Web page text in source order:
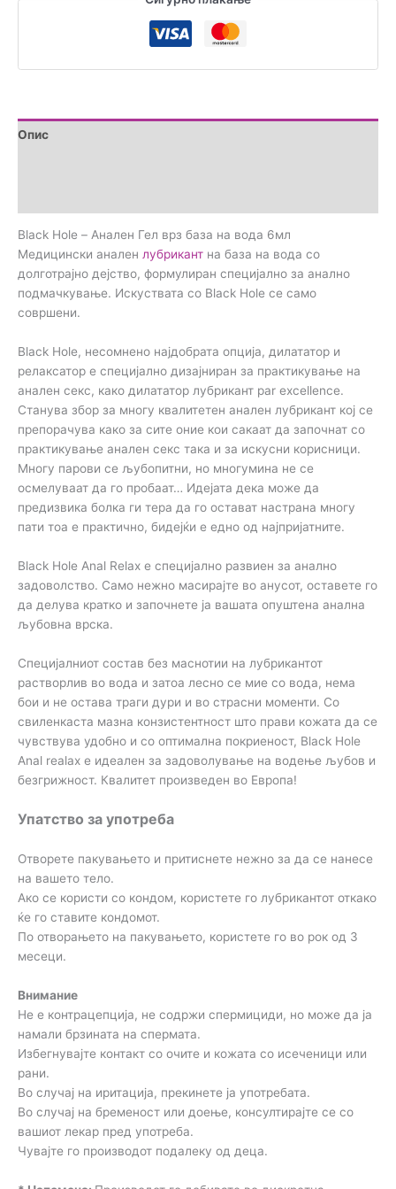
Опис
Black Hole – Анален Гел врз база на вода 6мл
Медицински анален лубрикант на база на вода со
долготрајно дејство, формулиран специјално за анално
подмачкување. Искуствата со Black Hole се само
совршени.
Black Hole, несомнено најдобрата опција, дилататор и
релаксатор е специјално дизајниран за практикување на
анален секс, како дилататор лубрикант par excellence.
Станува збор за многу квалитетен анален лубрикант кој се
препорачува како за сите оние кои сакаат да започнат со
практикување анален секс така и за искусни корисници.
Многу парови се љубопитни, но многумина не се
осмелуваат да го пробаат… Идејата дека може да
предизвика болка ги тера да го остават настрана многу
пати тоа е практично, бидејќи е едно од најпријатните.
Black Hole Anal Relax е специјално развиен за анално
задоволство. Само нежно масирајте во анусот, оставете го
да делува кратко и започнете ја вашата опуштена анална
љубовна врска.
Специјалниот состав без маснотии на лубрикантот
растворлив во вода и затоа лесно се мие со вода, нема
бои и не остава траги дури и во страсни моменти. Со
свиленкаста мазна конзистентност што прави кожата да се
чувствува удобно и со оптимална покриеност, Black Hole
Anal realax е идеален за задоволување на водење љубов и
безгрижност. Квалитет произведен во Европа!
Упатство за употреба
Отворете пакувањето и притиснете нежно за да се нанесе
на вашето тело.
Ако се користи со кондом, користете го лубрикантот откако
ќе го ставите кондомот.
По отворањето на пакувањето, користете го во рок од 3
месеци.
Внимание
Не е контрацепција, не содржи спермициди, но може да ја
намали брзината на спермата.
Избегнувајте контакт со очите и кожата со исеченици или
рани.
Во случај на иритација, прекинете ја употребата.
Во случај на бременост или доење, консултирајте се со
вашиот лекар пред употреба.
Чувајте го производот подалеку од деца.